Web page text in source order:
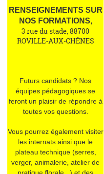
RENSEIGNEMENTS SUR
NOS FORMATIONS,
3 rue du stade, 88700
ROVILLE-AUX-CHÊNES
Futurs candidats ? Nos
équipes pédagogiques se
feront un plaisir de répondre à
toutes vos questions.
Vous pourrez également visiter
les internats ainsi que le
plateau technique (serres,
verger, animalerie, atelier de